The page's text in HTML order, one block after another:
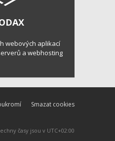
webových aplikací
a webhosting
Smazat cookies
časy jsou v UTC+02:00